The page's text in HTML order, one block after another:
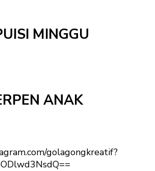
MINGGU
ANAK
golagongkreatif?